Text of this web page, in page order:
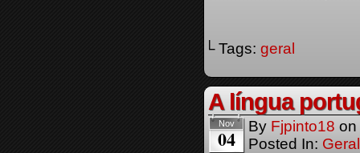
└ Tags: geral
A língua
Nov
04 By Fjpinto18 on
Posted In: Geral